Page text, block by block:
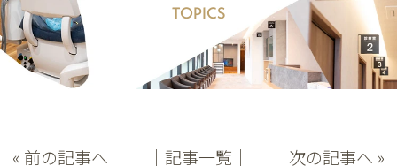
TOPICS
« 前の記事へ │記事一覧│ 次の記事へ »